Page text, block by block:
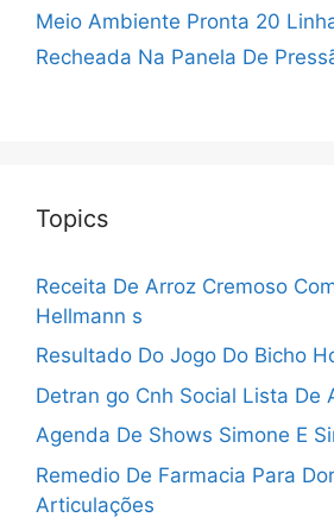
Meio Ambiente Pronta 20
Recheada Na Panela De
Topics
Receita De Arroz Cremoso
Hellmann s
Resultado Do Jogo Do Bicho
Detran go Cnh Social Lista De
Agenda De Shows Simone E
Remedio De Farmacia Para
Articulações